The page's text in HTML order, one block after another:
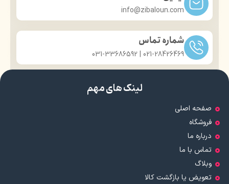
info@zibaloun.com
شماره تماس
021-28426469 | 031-33686592
لینک های مهم
صفحه اصلی
فروشگاه
درباره ما
تماس با ما
وبلاگ
تعویض یا بازگشت کالا